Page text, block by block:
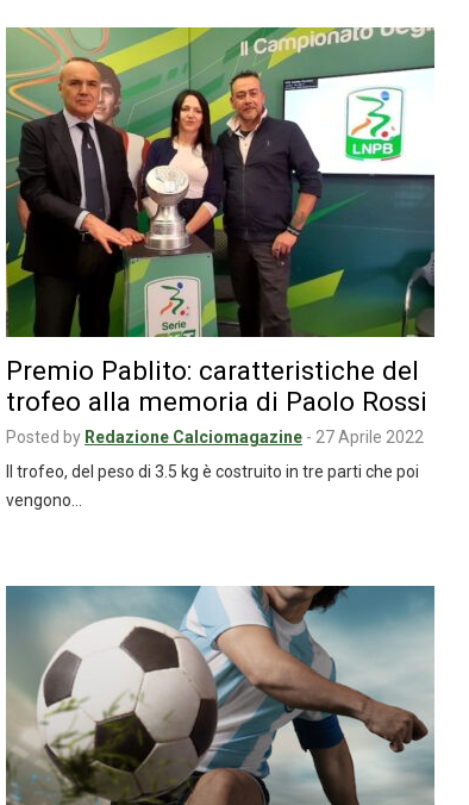
Premio Pablito: caratteristiche del
trofeo alla memoria di Paolo Rossi
Posted by Redazione Calciomagazine - 27 Aprile 2022
Il trofeo, del peso di 3.5 kg è costruito in tre parti che poi
vengono…